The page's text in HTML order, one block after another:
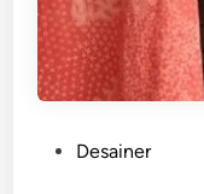
a
s
i
T
r
Desainer